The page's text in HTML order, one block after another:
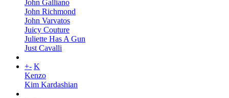
John Galliano
John Richmond
John Varvatos
Juicy Couture
Juliette Has A Gun
Just Cavalli
+- K
Kenzo
Kim Kardashian